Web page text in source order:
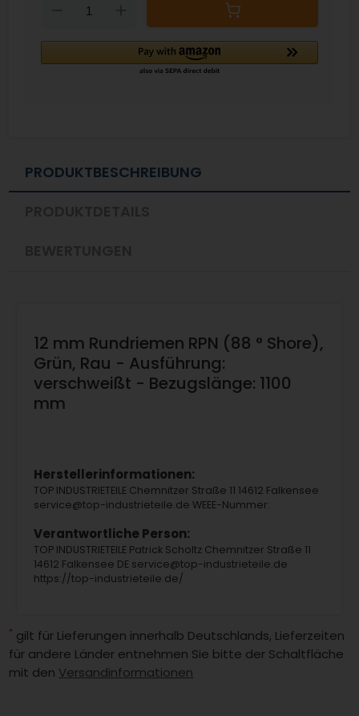
Down
PRODUKTBESCHREIBUNG
12 mm Rundriemen RPN (88 ° Shore),
Grün, Rau - Ausführung:
verschweißt - Bezugslänge: 1100
mm
Herstellerinformationen:
TOP INDUSTRIETEILE Chemnitzer Straße 11 14612 Falkensee
service@top-industrieteile.de WEEE-Nummer:
Verantwortliche Person:
TOP INDUSTRIETEILE Patrick Scholtz Chemnitzer Straße 11
14612 Falkensee DE service@top-industrieteile.de
https://top-industrieteile.de/
* gilt für Lieferungen innerhalb Deutschlands, Lieferzeiten
für andere Länder entnehmen Sie bitte der Schaltfläche
mit den Versandinformationen